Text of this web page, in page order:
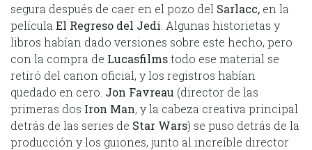
segura después de caer en el pozo del Sarlacc, en la
película El Regreso del Jedi . Algunas historietas y
libros habían dado versiones sobre este hecho, pero
con la compra de Lucasfilmstodo ese material se
retiró del canon oficial, y los registros habían
quedado en cero. Jon Favreau (director de las
primeras dos Iron Man, y la cabeza creativa principal
detrás de las series de Star Wars) se puso detrás de la
producción y los guiones, junto al increíble director